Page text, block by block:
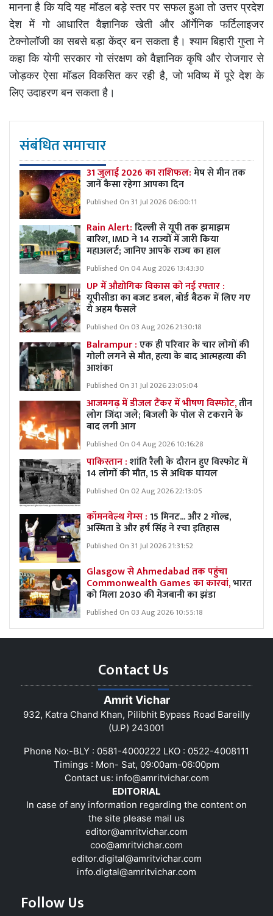
मानना है कि यदि यह मॉडल बड़े स्तर पर सफल हुआ तो उत्तर प्रदेश
देश में गो आधारित वैज्ञानिक खेती और ऑर्गेनिक फर्टिलाइजर
टेक्नोलॉजी का सबसे बड़ा केंद्र बन सकता है। श्याम बिहारी गुप्ता ने
कहा कि योगी सरकार गो संरक्षण को वैज्ञानिक कृषि और रोजगार से
जोड़कर ऐसा मॉडल विकसित कर रही है, जो भविष्य में पूरे देश के
लिए उदाहरण बन सकता है।
संबंधित समाचार
31 जुलाई 2026 का राशिफल:मेष से मीन तक
जानें कैसा रहेगा आपका दिन
Published On 31 Jul 2026 06:00:11
Rain Alert:दिल्ली से यूपी तक झमाझम
बारिश, IMD ने 14 राज्यों में जारी किया
महाअलर्ट; जानिए आपके राज्य का हाल
Published On 04 Aug 2026 13:43:30
UP में औद्योगिक विकास को नई रफ्तार :
यूपीसीडा का बजट डबल, बोर्ड बैठक में लिए गए
ये अहम फैसले
Published On 03 Aug 2026 21:30:18
Balrampur :एक ही परिवार के चार लोगों की
गोली लगने से मौत, हत्या के बाद आत्महत्या की
आशंका
Published On 31 Jul 2026 23:05:04
आजमगढ़ में डीजल टैंकर में भीषण विस्फोट,तीन
लोग जिंदा जले; बिजली के पोल से टकराने के
बाद लगी आग
Published On 04 Aug 2026 10:16:28
पाकिस्तान :शांति रैली के दौरान हुए विस्फोट में
14 लोगों की मौत, 15 से अधिक घायल
Published On 02 Aug 2026 22:13:05
कॉमनवेल्थ गेम्स :15 मिनट... और 2 गोल्ड,
अस्मिता डे और हर्ष सिंह ने रचा इतिहास
Published On 31 Jul 2026 21:31:52
Glasgow से Ahmedabad तक पहुंचा
Commonwealth Games का कारवां,भारत
को मिला 2030 की मेजबानी का झंडा
Published On 03 Aug 2026 10:55:18
Contact Us
Amrit Vichar
932, Katra Chand Khan, Pilibhit Bypass Road Bareilly
(U.P) 243001
Phone No:-BLY : 0581-4000222 LKO : 0522-4008111
Timings : Mon- Sat, 09:00am-06:00pm
Contact us: info@amritvichar.com
EDITORIAL
In case of any information regarding the content on
the site please mail us
editor@amritvichar.com
coo@amritvichar.com
editor.digital@amritvichar.com
info.digtal@amritvichar.com
Follow Us